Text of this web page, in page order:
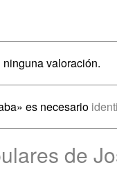
valoración.
es necesario
de